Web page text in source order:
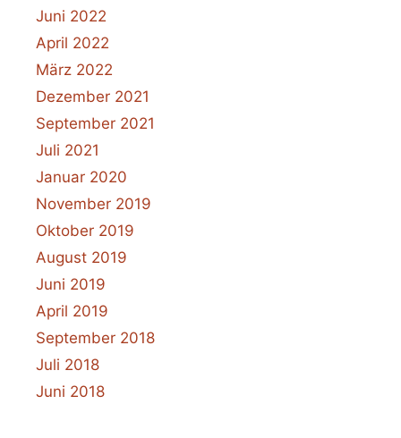
Juni 2022
April 2022
März 2022
Dezember 2021
September 2021
Juli 2021
Januar 2020
November 2019
Oktober 2019
August 2019
Juni 2019
April 2019
September 2018
Juli 2018
Juni 2018